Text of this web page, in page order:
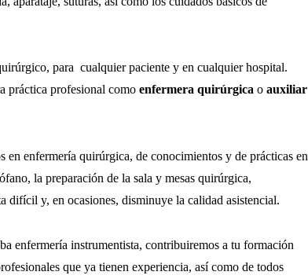
para cualquier paciente y en cualquier hospital.
práctica profesional como enfermera quirúrgicao auxiliar
en enfermería quirúrgica, de conocimientos y de prácticas en
la preparación de la sala y mesas quirúrgica,
difícil y, en ocasiones, disminuye la calidad asistencial.
enfermería instrumentista, contribuiremos a tu formación
que ya tienen experiencia, así como de todos